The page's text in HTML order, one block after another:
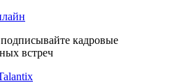
кадровые
встреч